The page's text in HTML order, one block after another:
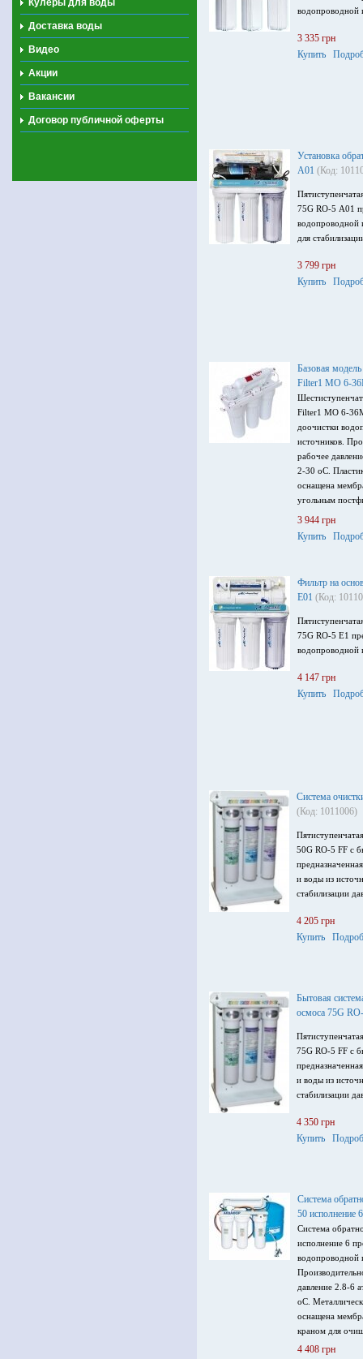
Доставка воды
Видео
Акции
Вакансии
Договор публичной оферты
водопроводной
3 335 грн
Купить
Установка
A01 (Код:
75G RO-5 А01
водопроводной
для
3 799 грн
Купить
Базовая
Filter1 МO 6-
Filter1 МO 6-36М
доочистки
источников.
рабочее
2-30 оС.
оснащена
угольным
воды,
чистой воды.
3 944 грн
Купить
Фильтр на
Е01 (Код:
75G RO-5 Е1
водопроводной
4 147 грн
Купить
Система
(Код: 1011006)
50G RO-5 FF с
и воды из
стабилизации
4 205 грн
Купить
Бытовая
осмоса 75G
75G RO-5 FF с
и воды из
стабилизации
4 350 грн
Купить
Система
50 исполнение 6
Система
исполнение 6
водопроводной
давление 2.8-6
оС.
оснащена
краном для
4 408 грн